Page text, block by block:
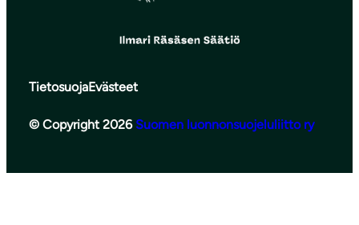
TietosuojaEvästeet
© Copyright 2026 Suomen luonnonsuojeluliitto ry